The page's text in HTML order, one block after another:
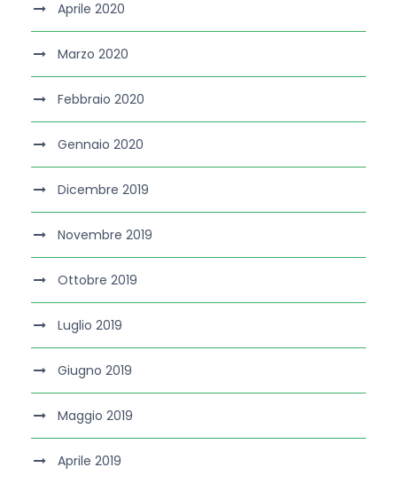
Aprile 2020
Marzo 2020
Febbraio 2020
Gennaio 2020
Dicembre 2019
Novembre 2019
Ottobre 2019
Luglio 2019
Giugno 2019
Maggio 2019
Aprile 2019